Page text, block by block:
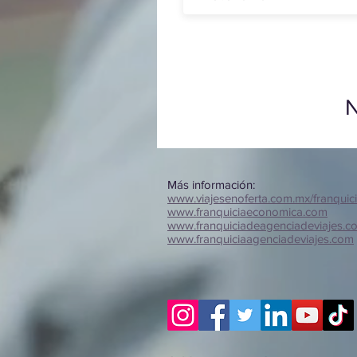
Más información:
www.viajesenoferta.com.mx/
www.franquiciaeconomica.com
www.franquiciaagenciadeviajes.com